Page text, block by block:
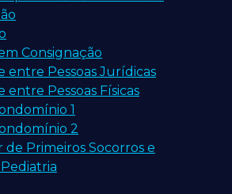
Consignação
entre Pessoas Jurídicas
Pessoas Físicas
1
2
de Primeiros Socorros e